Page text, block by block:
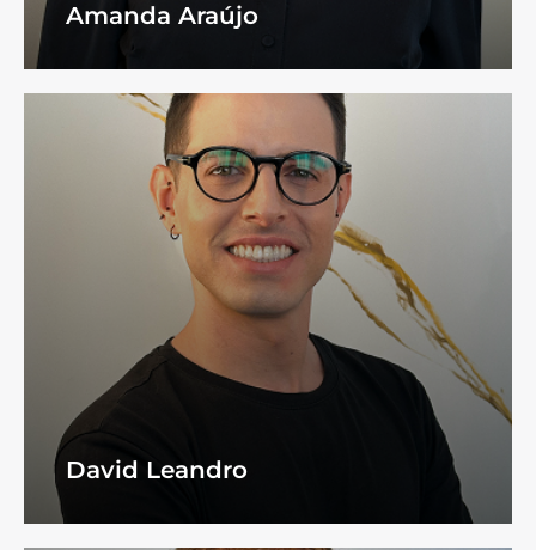
Amanda Araújo
David Leandro